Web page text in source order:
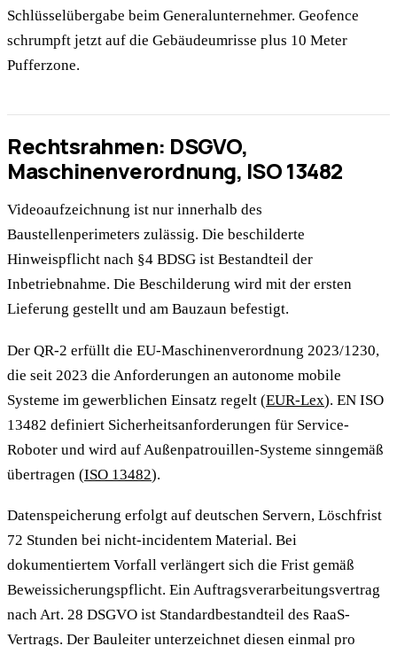
Schlüsselübergabe beim Generalunternehmer. Geofence
schrumpft jetzt auf die Gebäudeumrisse plus 10 Meter
Pufferzone.
Rechtsrahmen: DSGVO,
Maschinenverordnung, ISO 13482
Videoaufzeichnung ist nur innerhalb des
Baustellenperimeters zulässig. Die beschilderte
Hinweispflicht nach §4 BDSG ist Bestandteil der
Inbetriebnahme. Die Beschilderung wird mit der ersten
Lieferung gestellt und am Bauzaun befestigt.
Der QR-2 erfüllt die EU-Maschinenverordnung 2023/1230,
die seit 2023 die Anforderungen an autonome mobile
Systeme im gewerblichen Einsatz regelt (EUR-Lex). EN ISO
13482 definiert Sicherheitsanforderungen für Service-
Roboter und wird auf Außenpatrouillen-Systeme sinngemäß
übertragen (ISO 13482).
Datenspeicherung erfolgt auf deutschen Servern, Löschfrist
72 Stunden bei nicht-incidentem Material. Bei
dokumentiertem Vorfall verlängert sich die Frist gemäß
Beweissicherungspflicht. Ein Auftragsverarbeitungsvertrag
nach Art. 28 DSGVO ist Standardbestandteil des RaaS-
Vertrags. Der Bauleiter unterzeichnet diesen einmal pro